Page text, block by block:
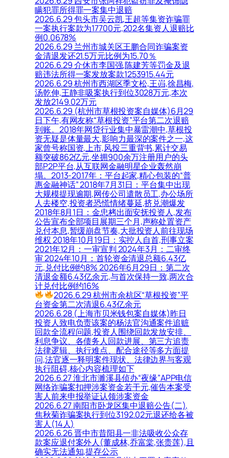
瞒犯罪所得罪一案集中退赔
2026.6.29 包头市吴云凯,王超等集资诈骗罪
一案执行案款为17700元,202名集资人退赔比
例0.0678%
2026.6.29 兰州市城关区王鹏合同诈骗案资
金清退发还21.5万元比例为15.70％
2026.6.29 介休市李国强,陈建芳等罚金及退
赔违法所得一案发放案款1253915.44元
2026.6.29 杭州市西湖区季文松,王岿,徐昌梅,
汤乾伸,王静非吸案执行到位3028万元,本次
发放2149.02万元
2026.6.29 (杭州市草根投资案自媒体)6月29
日下午,有网友称“草根投资”平台第二次退赔
到账。2018年网贷行业集中暴雷潮中,草根投
资无疑是体量最大,影响力最深的案件之一,这
家曾号称国资,上市,风投三重背书,累计交易
额突破862亿元,坐拥900余万注册用户的头
部P2P平台,从互联网金融明星企业轰然崩
塌。2013-2017年：平台起家,精心包装的“普
惠金融神话” 2018年7月31日：平台集中出现
大规模提现逾期,网传公司遣散员工,办公场所
人去楼空,投资者恐慌情绪蔓延,挤兑潮爆发
2018年8月1日：金忠栲出面安抚投资人,发布
公告宣布全部项目展期三个月,声称处置资产
兑付本息,暂缓崩盘节奏,大批投资人前往现场
维权 2018年10月19日：实控人自首,刑事立案
2021年12月：一审宣判 2024年3月：二审终
审 2024年10月：首轮资金清退总额6.43亿
元,兑付比例约8% 2026年6月29日：第二次
清退金额6.43亿余元,与首次保持一致,两次合
计兑付比例约16%
2026.6.29 杭州市余杭区“草根投资”平
台资金第二次清退6.43亿余元
2026.6.28 (上海市贝米钱包案自媒体)昨日
投资人致电负责该案的杨法官沟通案件追赃
回款全流程问题,投资人围绕回款发放安排、
利息争议、各债务人回款进展、第三方追责
法律逻辑、执行难点、配合途径等多方面提
问,法官逐一释明案件现状、法律边界与客观
执行阻碍,核心内容梳理如下
2026.6.27 淮北市濉溪县侦办“夜缘”APP电信
网络诈骗案扣押涉案资金若干元,催告本案受
害人前来申报举证认领涉案资金
2026.6.27 南阳市卧龙区集中退赔公告(二),
焦秋菊诈骗案执行到位3192.02元退还给各被
害人(14人)
2026.6.26 晋中市昔阳县一非法吸收公众存
款案应退付案外人(董成林,乔富棠,张贵莲),且
确实无法通知,提存公示